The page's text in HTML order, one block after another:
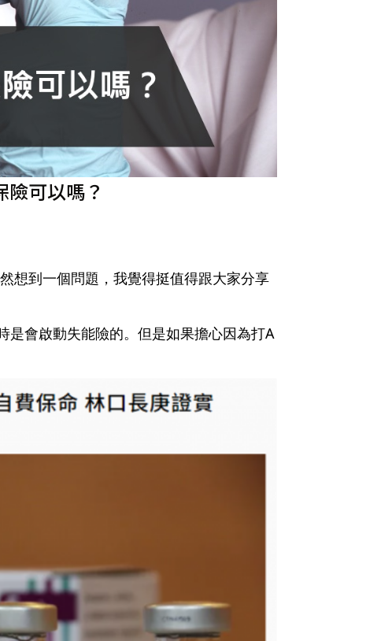
可以嗎？
想到一個問題，我覺得挺值得跟大家分享
是會啟動失能險的。但是如果擔心因為打A